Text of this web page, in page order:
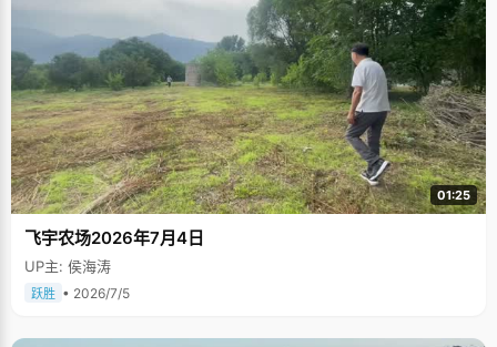
01:25
飞宇农场2026年7月4日
UP主: 侯海涛
跃胜 • 2026/7/5